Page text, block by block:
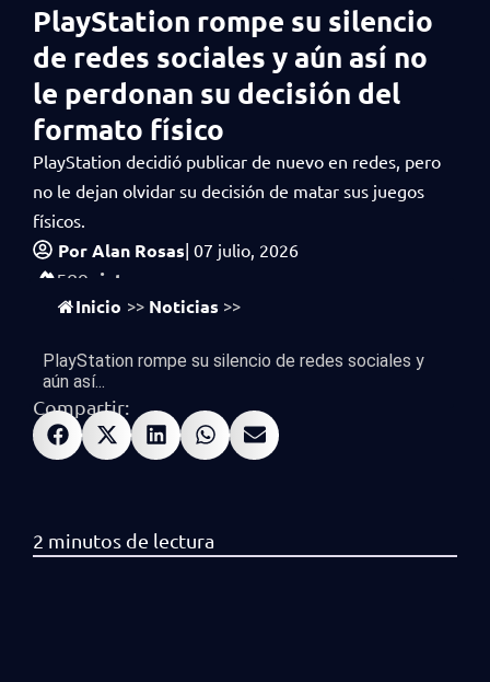
PlayStation rompe su silencio
de redes sociales y aún así no
le perdonan su decisión del
formato físico
PlayStation decidió publicar de nuevo en redes, pero
no le dejan olvidar su decisión de matar sus juegos
físicos.
PorAlan Rosas| 07 julio, 2026
589 vistas
Inicio >> Noticias >>
PlayStation rompe su silencio de redes sociales y
aún así...
Compartir: